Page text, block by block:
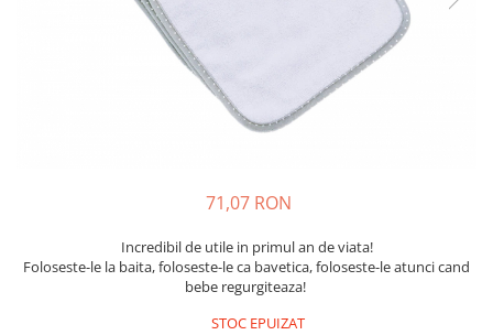
71,07 RON
Incredibil de utile in primul an de viata!
Foloseste-le la baita, foloseste-le ca bavetica, foloseste-le atunci cand
bebe regurgiteaza!
STOC EPUIZAT